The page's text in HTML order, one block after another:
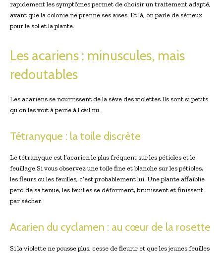
rapidement les symptômes permet de choisir un traitement adapté,
avant que la colonie ne prenne ses aises. Et là, on parle de sérieux
pour le sol et la plante.
Les acariens : minuscules, mais
redoutables
Les acariens se nourrissent de la sève des violettes.Ils sont si petits
qu’on les voit à peine à l’œil nu.
Tétranyque : la toile discrète
Le tétranyque est l’acarien le plus fréquent sur les pétioles et le
feuillage.Si vous observez une toile fine et blanche sur les pétioles,
les fleurs ou les feuilles, c’est probablement lui. Une plante affaiblie
perd de sa tenue, les feuilles se déforment, brunissent et finissent
par sécher.
Acarien du cyclamen : au cœur de la rosette
Si la violette ne pousse plus, cesse de fleurir et que les jeunes feuilles